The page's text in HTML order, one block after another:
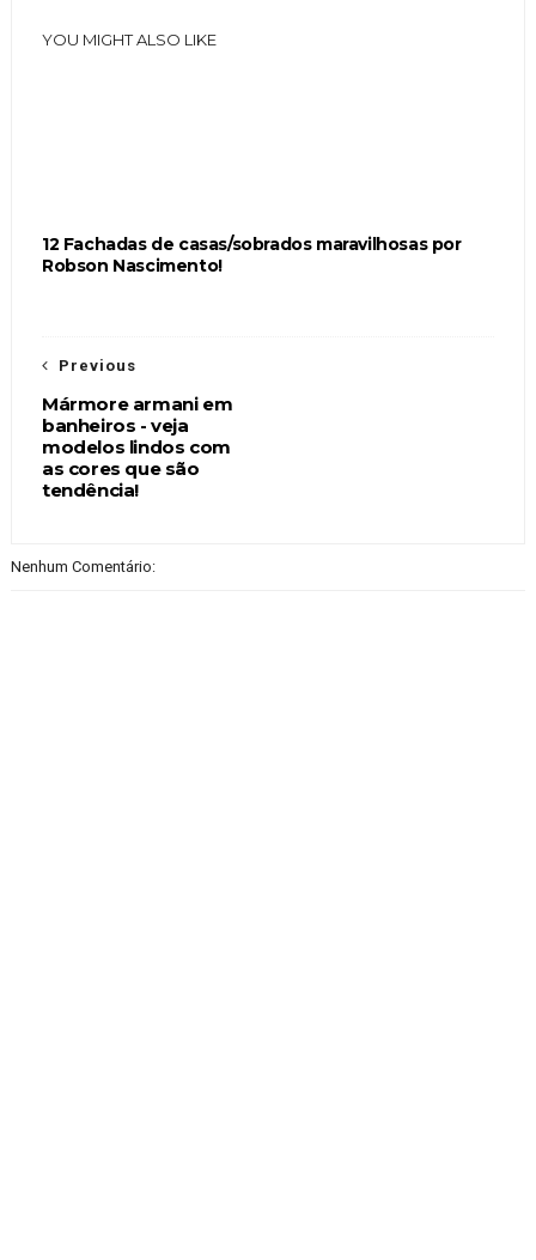
YOU MIGHT ALSO LIKE
12 Fachadas de casas/sobrados maravilhosas por
Robson Nascimento!
Previous
Mármore armani em
banheiros - veja
modelos lindos com
as cores que são
tendência!
Nenhum Comentário: